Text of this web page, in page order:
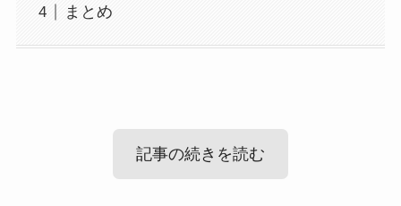
まとめ
記事の続きを読む